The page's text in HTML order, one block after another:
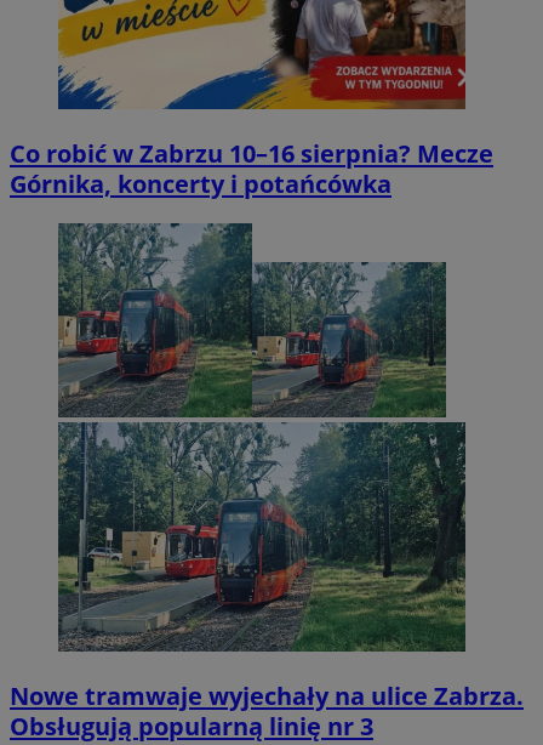
Co robić w Zabrzu 10–16 sierpnia? Mecze
Górnika, koncerty i potańcówka
Nowe tramwaje wyjechały na ulice Zabrza.
Obsługują popularną linię nr 3